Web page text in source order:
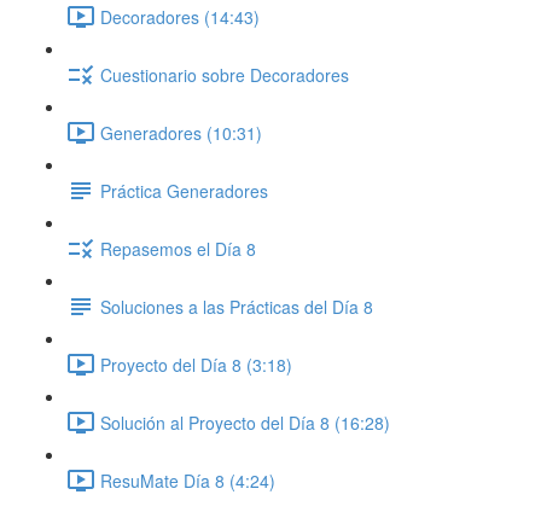
Decoradores (14:43)
Cuestionario sobre Decoradores
Generadores (10:31)
Práctica Generadores
Repasemos el Día 8
Soluciones a las Prácticas del Día 8
Proyecto del Día 8 (3:18)
Solución al Proyecto del Día 8 (16:28)
ResuMate Día 8 (4:24)